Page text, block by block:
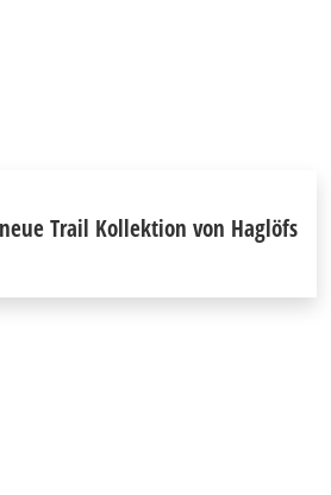
Trail Kollektion von Haglöfs